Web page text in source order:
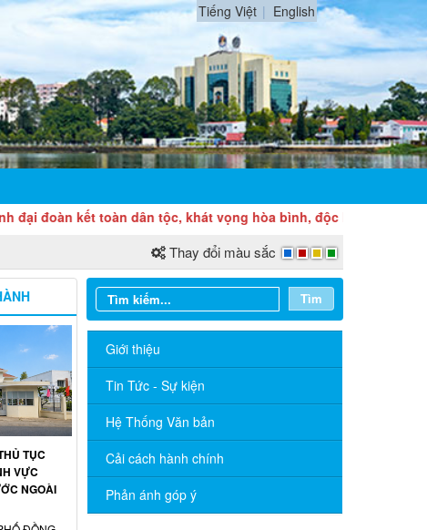
Tiếng Việt English
kết toàn dân tộc, khát vọng hòa bình, độc lập dân tộc và ý chí
Thay đổi màu sắc
Tìm
Giới thiệu
Tin Tức - Sự kiện
Hệ Thống Văn bản
Cải cách hành chính
Phản ánh góp ý
Sở Ngoại vụ thông báo tuyển dụng
hợp đồng thực hiện nhiệm vụ công chức
năm 2026
TÍCH CỰC HƯỞNG ỨNG CUỘC THI
TRỰC TUYẾN “TÌM HIỂU PHÁP LUẬT”
NĂM 2026
CÔNG BỐ DANH MỤC THỦ TỤC
HÀNH CHÍNH ĐƯỢC PHÂN CẤP, PHÂN
QUYỀN THUỘC PHẠM VI QUẢN LÝ CỦA
TỤC
VỰC
NGOÀI